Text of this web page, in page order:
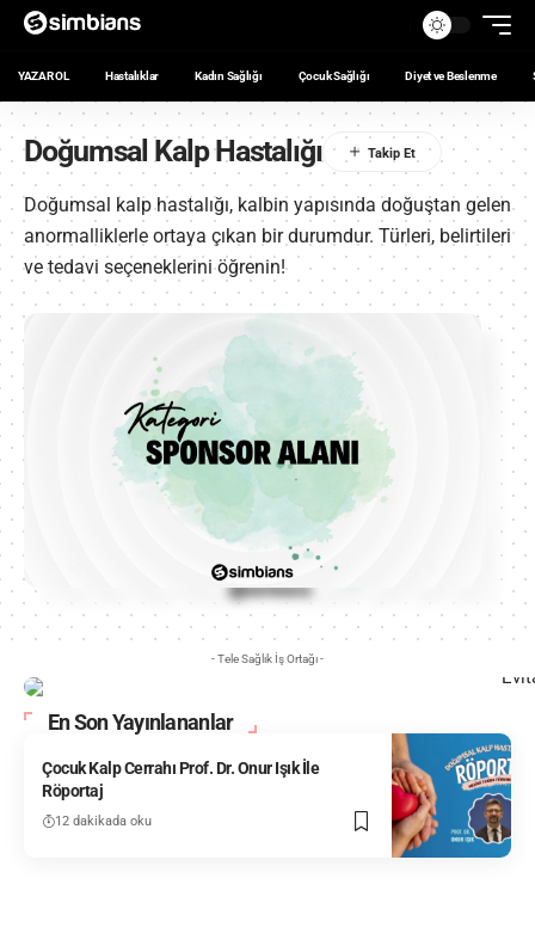
YAZAR OL Hastalıklar Kadın Sağlığı Çocuk Sağlığı Diyet ve Beslenme
Doğumsal Kalp Hastalığı
Doğumsal kalp hastalığı, kalbin yapısında doğuştan gelen
anormalliklerle ortaya çıkan bir durumdur. Türleri, belirtileri
ve tedavi seçeneklerini öğrenin!
- Tele Sağlık İş Ortağı -
En Son Yayınlananlar
Çocuk Kalp Cerrahı Prof. Dr. Onur Işık İle
Röportaj
12 dakikada oku